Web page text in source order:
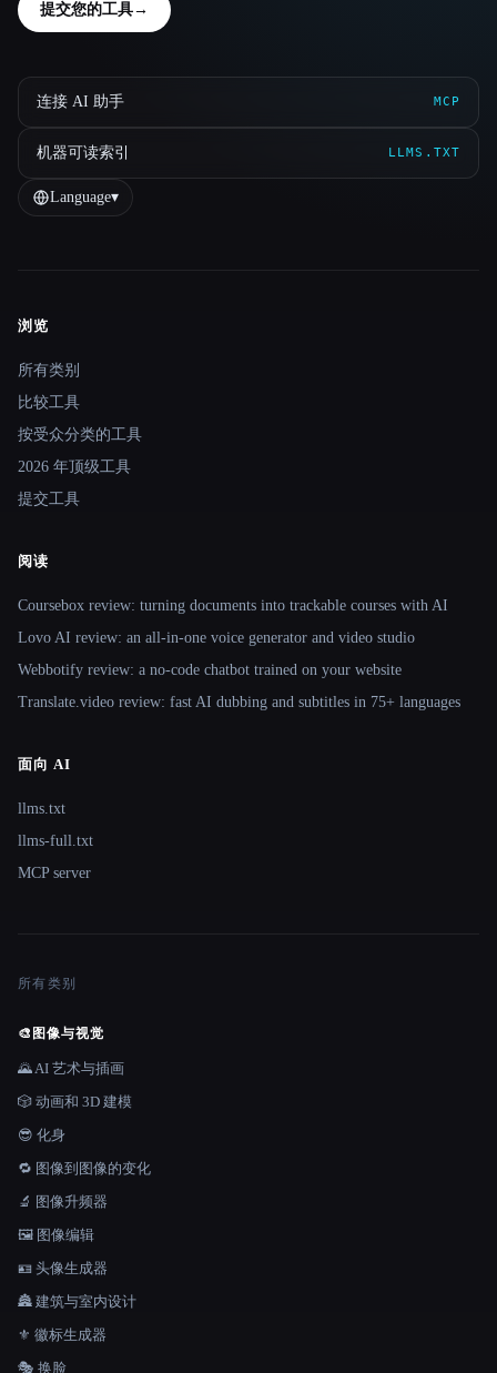
提交您的工具→
连接 AI 助手 MCP
机器可读索引 LLMS.TXT
Language▾
Site navigation
浏览
所有类别
比较工具
按受众分类的工具
2026 年顶级工具
提交工具
阅读
Coursebox review: turning documents into trackable courses with AI
Lovo AI review: an all-in-one voice generator and video studio
Webbotify review: a no-code chatbot trained on your website
Translate.video review: fast AI dubbing and subtitles in 75+ languages
面向 AI
llms.txt
llms-full.txt
MCP server
所有类别
🎨 图像与视觉
🌄 AI 艺术与插画
🎲 动画和 3D 建模
😎 化身
🔁 图像到图像的变化
🔬 图像升频器
🖼️ 图像编辑
🪪 头像生成器
🏯 建筑与室内设计
⚜️ 徽标生成器
🎭 换脸